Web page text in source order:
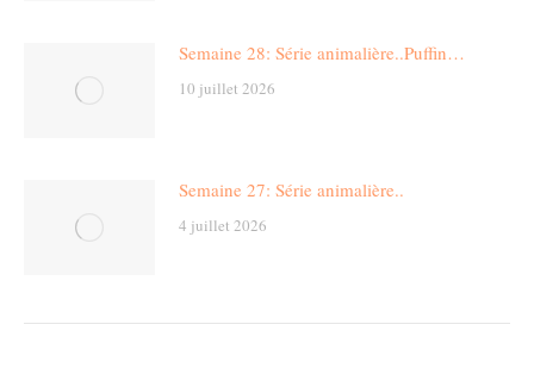
Semaine 28: Série animalière..Puffin…
10 juillet 2026
Semaine 27: Série animalière..
4 juillet 2026